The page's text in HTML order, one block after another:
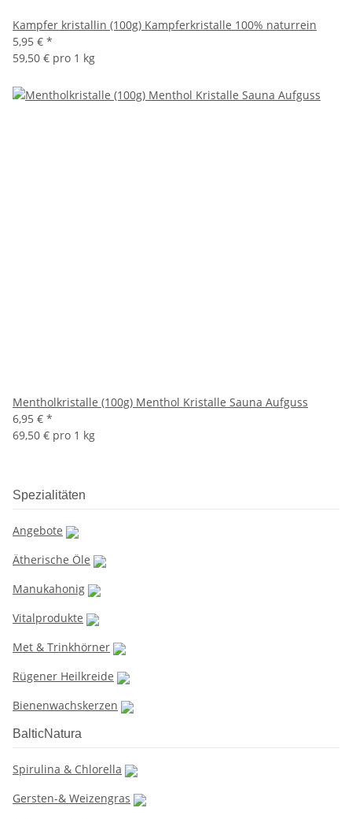
Kampfer kristallin (100g) Kampferkristalle 100% naturrein
5,95 € *
59,50 € pro 1 kg
Mentholkristalle (100g) Menthol Kristalle Sauna Aufguss
6,95 € *
69,50 € pro 1 kg
Spezialitäten
Angebote
Ätherische Öle
Manukahonig
Vitalprodukte
Met & Trinkhörner
Rügener Heilkreide
Bienenwachskerzen
BalticNatura
Spirulina & Chlorella
Gersten-& Weizengras